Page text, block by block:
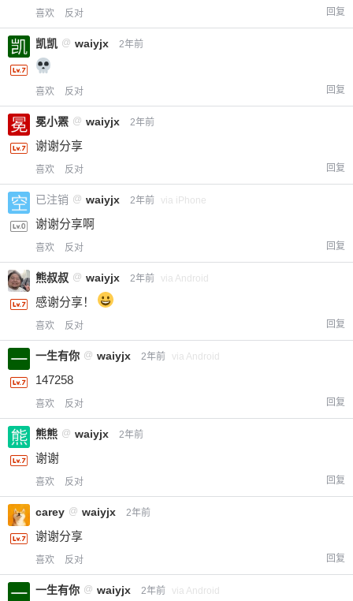
喜欢 反对 回复
凯凯 @ waiyjx 2年前
喜欢 反对 回复
冕小罴 @ waiyjx 2年前
谢谢分享
喜欢 反对 回复
已注销 @ waiyjx 2年前 via iPhone
谢谢分享啊
喜欢 反对 回复
熊叔叔 @ waiyjx 2年前 via Android
感谢分享！
喜欢 反对 回复
一生有你 @ waiyjx 2年前 via Android
147258
喜欢 反对 回复
熊熊 @ waiyjx 2年前
谢谢
喜欢 反对 回复
carey @ waiyjx 2年前
谢谢分享
喜欢 反对 回复
一生有你 @ waiyjx 2年前 via Android